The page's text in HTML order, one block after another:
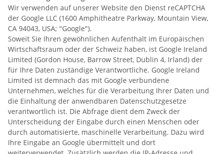
Wir verwenden auf unserer Website den Dienst reCAPTCHA
der Google LLC (1600 Amphitheatre Parkway, Mountain View,
CA 94043, USA; "Google").
Soweit Sie Ihren gewöhnlichen Aufenthalt im Europäischen
Wirtschaftsraum oder der Schweiz haben, ist Google Ireland
Limited (Gordon House, Barrow Street, Dublin 4, Irland) der
für Ihre Daten zuständige Verantwortliche. Google Ireland
Limited ist demnach das mit Google verbundene
Unternehmen, welches für die Verarbeitung Ihrer Daten und
die Einhaltung der anwendbaren Datenschutzgesetze
verantwortlich ist. Die Abfrage dient dem Zweck der
Unterscheidung der Eingabe durch einen Menschen oder
durch automatisierte, maschinelle Verarbeitung. Dazu wird
Ihre Eingabe an Google übermittelt und dort